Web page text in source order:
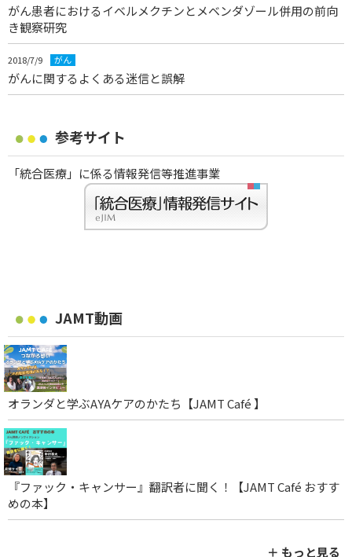
がん患者におけるイベルメクチンとメベンダゾール併用の前向
き観察研究
2018/7/9 がん
がんに関するよくある迷信と誤解
参考サイト
「統合医療」に係る情報発信等推進事業
JAMT動画
オランダと学ぶAYAケアのかたち【JAMT Café 】
『ファック・キャンサー』翻訳者に聞く！【JAMT Café おすす
めの本】
＋ もっと見る